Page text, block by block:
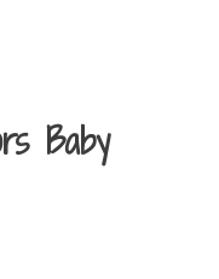
Baby